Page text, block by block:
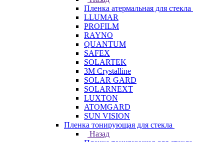
Пленка атермальная для стекла
LLUMAR
PROFILM
RAYNO
QUANTUM
SAFEX
SOLARTEK
3M Crystalline
SOLAR GARD
SOLARNEXT
LUXTON
ATOMGARD
SUN VISION
Пленка тонирующая для стекла
Назад